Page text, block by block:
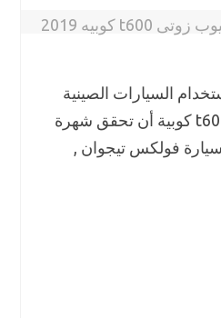
السيارات الصينية
منتشر بعدما أثبتت الكثير من الكفاءة , واستطاعت سيارة زوتى t600 كوبية أن تحقق شهرة
فولكس تيجوان ,